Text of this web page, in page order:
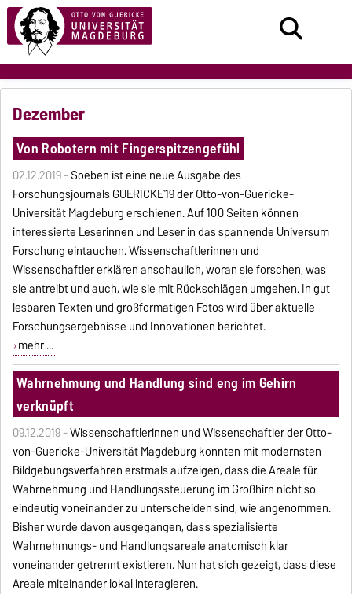
Dezember
Von Robotern mit Fingerspitzengefühl
02.12.2019 -Soeben ist eine neue Ausgabe des
Forschungsjournals GUERICKE`19 der Otto-von-Guericke-
Universität Magdeburg erschienen. Auf 100 Seiten können
interessierte Leserinnen und Leser in das spannende Universum
Forschung eintauchen. Wissenschaftlerinnen und
Wissenschaftler erklären anschaulich, woran sie forschen, was
sie antreibt und auch, wie sie mit Rückschlägen umgehen. In gut
lesbaren Texten und großformatigen Fotos wird über aktuelle
Forschungsergebnisse und Innovationen berichtet.
mehr ...
Wahrnehmung und Handlung sind eng im Gehirn
verknüpft
09.12.2019 -Wissenschaftlerinnen und Wissenschaftler der Otto-
von-Guericke-Universität Magdeburg konnten mit modernsten
Bildgebungsverfahren erstmals aufzeigen, dass die Areale für
Wahrnehmung und Handlungssteuerung im Großhirn nicht so
eindeutig voneinander zu unterscheiden sind, wie angenommen.
Bisher wurde davon ausgegangen, dass spezialisierte
Wahrnehmungs- und Handlungsareale anatomisch klar
voneinander getrennt existieren. Nun hat sich gezeigt, dass diese
Areale miteinander lokal interagieren.